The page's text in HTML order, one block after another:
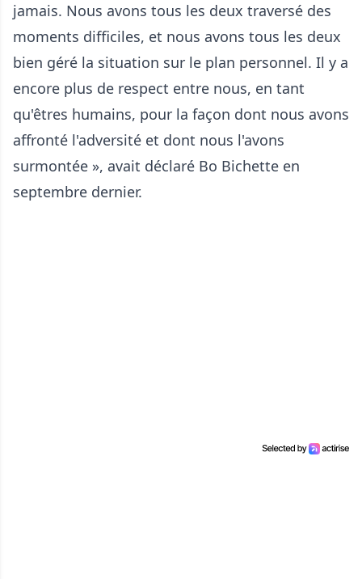
jamais. Nous avons tous les deux traversé des
moments difficiles, et nous avons tous les deux
bien géré la situation sur le plan personnel. Il y a
encore plus de respect entre nous, en tant
qu'êtres humains, pour la façon dont nous avons
affronté l'adversité et dont nous l'avons
surmontée », avait déclaré Bo Bichette en
septembre dernier.